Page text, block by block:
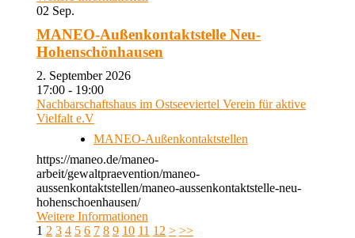
02 Sep.
MANEO-Außenkontaktstelle Neu-
Hohenschönhausen
2. September 2026
17:00 - 19:00
Nachbarschaftshaus im Ostseeviertel Verein für aktive
Vielfalt e.V
MANEO-Außenkontaktstellen
https://maneo.de/maneo-
arbeit/gewaltpraevention/maneo-
aussenkontaktstellen/maneo-aussenkontaktstelle-neu-
hohenschoenhausen/
Weitere Informationen
1 2 3 4 5 6 7 8 9 10 11 12 > >>